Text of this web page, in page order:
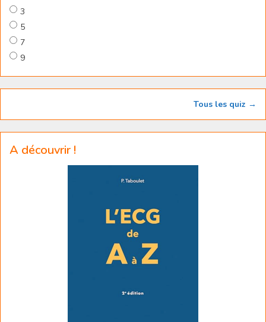
3
5
7
9
Tous les quiz →
A découvrir !